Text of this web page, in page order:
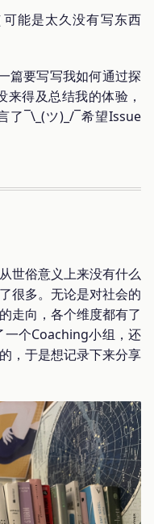
能是太久没有写东西
篇要写写我如何通过探
得及总结我的体验，
了¯\_(ツ)_/¯希望Issue
世俗意义上来没有什么
很多。无论是对社会的
走向，各个维度都有了
一个Coaching小组，还
，于是想记录下来分享